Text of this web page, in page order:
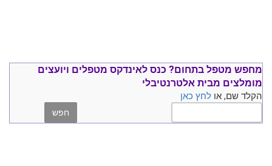
מחפש מטפל בתחום? כנס לאינדקס מטפלים ויועצים
מומלצים מבית אלטרנטיבלי
הקלד שם, או לחץ כאן